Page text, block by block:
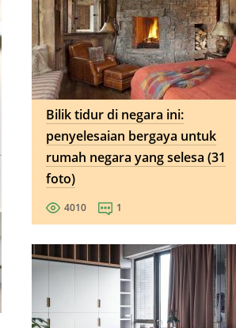
Bilik tidur di negara ini:
penyelesaian bergaya untuk
rumah negara yang selesa (31
foto)
4010 1